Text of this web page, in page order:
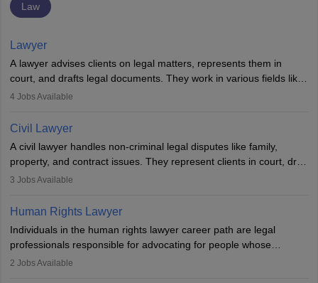
Law
Lawyer
A lawyer advises clients on legal matters, represents them in
court, and drafts legal documents. They work in various fields like
criminal, corporate, or family law. Key skills include
lawyer in India, one must complete a law degree, clear entrance
exams, register with the Bar Council, and pass the All India Bar
Examination.
4 Jobs Available
Civil Lawyer
A civil lawyer handles non-criminal legal disputes like family,
property, and contract issues. They represent clients in court, draft
documents, and advise on legal rights. To practice in India, one
work in firms, government, or independently, with growing demand
across various specialisations.
3 Jobs Available
Human Rights Lawyer
Individuals in the human rights lawyer career path are legal
professionals responsible for advocating for people whose
inherent dignity has been violated and who have suffered a lot of
2 Jobs Available